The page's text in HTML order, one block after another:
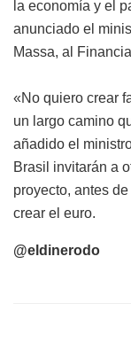
la economía y el
anunciado el
Massa, al
«No quiero crear
un largo camino
añadido el
Brasil invitarán a
proyecto, antes
crear el euro.
@eldinerodo